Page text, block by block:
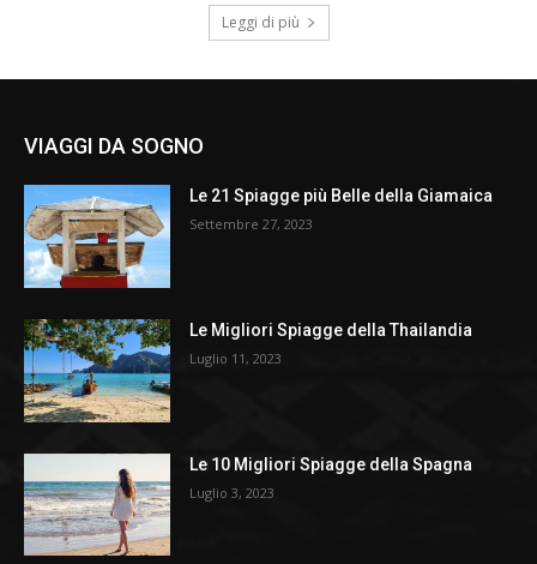
Leggi di più
VIAGGI DA SOGNO
Le 21 Spiagge più Belle della Giamaica
Settembre 27, 2023
Le Migliori Spiagge della Thailandia
Luglio 11, 2023
Le 10 Migliori Spiagge della Spagna
Luglio 3, 2023